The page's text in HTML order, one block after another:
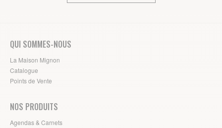
QUI SOMMES-NOUS
La Maison Mignon
Catalogue
Points de Vente
NOS PRODUITS
Agendas & Carnets